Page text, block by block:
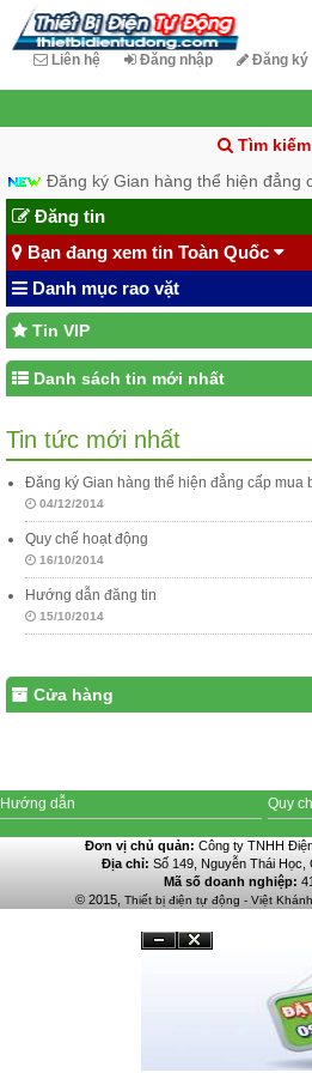
Liên hệ Đăng nhập Đăng ký
Tìm
Đăng ký Gian hàng thể hiện đẳng
Đăng tin
Bạn đang xem tin Toàn Quốc
Danh mục rao vặt
Tin VIP
Danh sách tin mới nhất
Tin tức mới nhất
Đăng ký Gian hàng thể hiện đẳng cấp mua
04/12/2014
Quy chế hoạt động
16/10/2014
Hướng dẫn đăng tin
15/10/2014
Cửa hàng
Hướng dẫn Quy
Đơn vị chủ quản: Công ty TNHH
Địa chỉ: Số 149, Nguyễn Thái
Mã số doanh nghiệp:
© 2015, Thiết bị điện tự động - Việt Khánh